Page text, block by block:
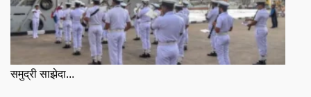
समुद्री साझेदा...